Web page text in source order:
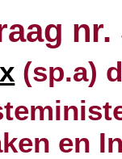
nr.
(sp.a)
en